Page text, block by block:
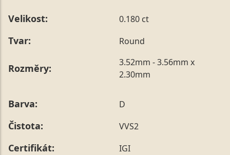
Velikost: 0.180 ct
Tvar: Round
Rozměry:
3.52mm - 3.56mm x
2.30mm
Barva: D
Čistota: VVS2
Certifikát: IGI